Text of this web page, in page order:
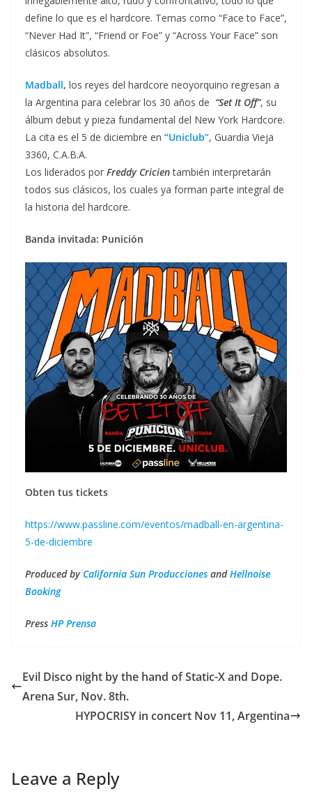
define lo que es el hardcore. Temas como “Face to Face”,
“Never Had It”, “Friend or Foe” y “Across Your Face” son
clásicos absolutos.
Madball, los reyes del hardcore neoyorquino regresan a
la Argentina para celebrar los 30 años de “Set It Off”, su
álbum debut y pieza fundamental del New York Hardcore.
La cita es el 5 de diciembre en “Uniclub”, Guardia Vieja
3360, C.A.B.A.
Los liderados por Freddy Cricientambién interpretarán
todos sus clásicos, los cuales ya forman parte integral de
la historia del hardcore.
Banda invitada: Punición
Obten tus tickets
https://www.passline.com/eventos/madball-en-argentina-
5-de-diciembre
Produced by California Sun Producciones andHellnoise
Booking
Press HP Prensa
Evil Disco night by the hand of Static-X and Dope.
Arena Sur, Nov. 8th.
HYPOCRISY in concert Nov 11, Argentina
Leave a Reply